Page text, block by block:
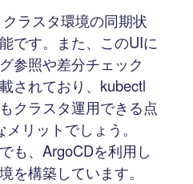
ラスタ環境の同期状
です。また、このUIに
参照や差分チェック
されており、kubectl
クラスタ運用できる点
リットでしょう。
も、ArgoCDを利用し
を構築しています。